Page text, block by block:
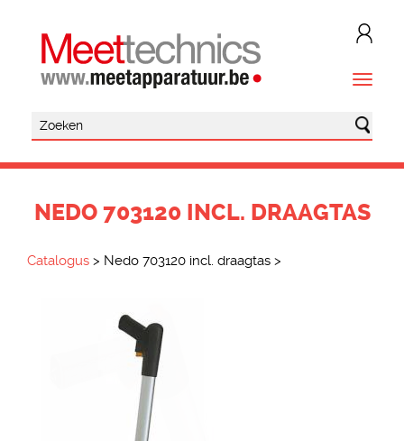
NEDO 703120 INCL. DRAAGTAS
Catalogus > Nedo 703120 incl. draagtas >